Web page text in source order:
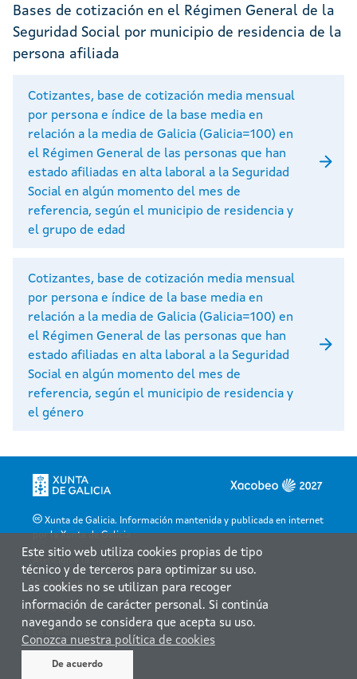
Bases de cotización en el Régimen General de la
Seguridad Social por municipio de residencia de la
persona afiliada
Cotizantes, base de cotización media mensual
por persona e índice de la base media en
relación a la media de Galicia (Galicia=100) en
el Régimen General de las personas que han
estado afiliadas en alta laboral a la Seguridad
Social en algún momento del mes de
referencia, según el municipio de residencia y
el grupo de edad
Cotizantes, base de cotización media mensual
por persona e índice de la base media en
relación a la media de Galicia (Galicia=100) en
el Régimen General de las personas que han
estado afiliadas en alta laboral a la Seguridad
Social en algún momento del mes de
referencia, según el municipio de residencia y
el género
Xunta de Galicia. Información mantenida y publicada en internet
por la Xunta de Galicia
Accesibilidad
Aviso legal
Le atendemos
Este sitio web utiliza cookies propias de tipo
técnico y de terceros para optimizar su uso.
Las cookies no se utilizan para recoger
información de carácter personal. Si continúa
navegando se considera que acepta su uso.
Conozca nuestra política de cookies
De acuerdo